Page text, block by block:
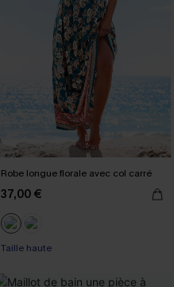
Robe longue florale avec col carré
37,00 €
Taille haute